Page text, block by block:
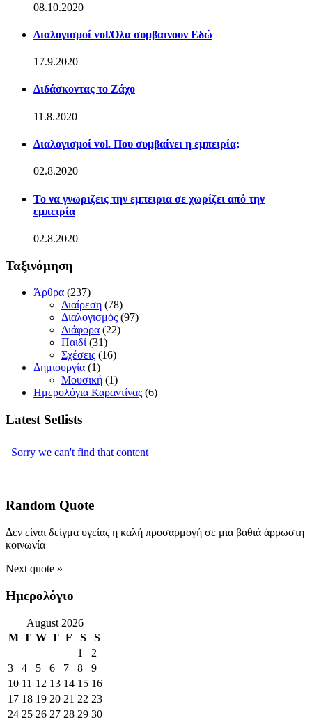
08.10.2020
Διαλογισμοί vol.Όλα συμβαινουν Εδώ
17.9.2020
Διδάσκοντας το Ζάχο
11.8.2020
Διαλογισμοί vol. Που συμβαίνει η εμπειρία;
02.8.2020
Το να γνωριζεις την εμπειρια σε χωρίζει από την
εμπειρία
02.8.2020
Ταξινόμηση
Άρθρα (237)
Διαίρεση (78)
Διαλογισμός (97)
Διάφορα (22)
Παιδί (31)
Σχέσεις (16)
Δημιουργία (1)
Μουσική (1)
Ημερολόγια Καραντίνας (6)
Latest Setlists
Random Quote
Δεν είναι δείγμα υγείας η καλή προσαρμογή σε μια βαθιά άρρωστη
κοινωνία
Next quote »
Ημερολόγιο
August 2026
M T W T F S S
1
2
3
4 5 6 7 8
9
10 11 12 13 14 15 16
17 18 19 20 21 22 23
24 25 26 27 28 29 30